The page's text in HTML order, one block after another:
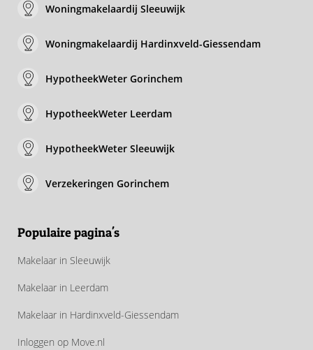
Woningmakelaardij Sleeuwijk
Woningmakelaardij Hardinxveld-Giessendam
HypotheekWeter Gorinchem
HypotheekWeter Leerdam
HypotheekWeter Sleeuwijk
Verzekeringen Gorinchem
Populaire pagina's
Makelaar in Sleeuwijk
Makelaar in Leerdam
Makelaar in Hardinxveld-Giessendam
Inloggen op Move.nl